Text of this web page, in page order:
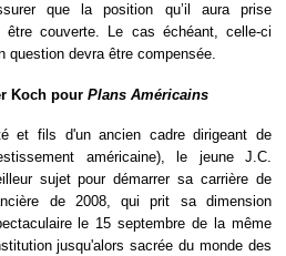
que la position qu’il aura prise
être couverte. Le cas échéant, celle-ci
question devra être compensée.
Koch pour Plans Américains
et fils d'un ancien cadre dirigeant de
américaine), le jeune J.C.
sujet pour démarrer sa carrière de
de 2008, qui prit sa dimension
le 15 septembre de la même
jusqu'alors sacrée du monde des